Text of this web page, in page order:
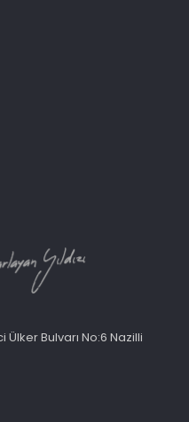
Bulvarı No:6 Nazilli